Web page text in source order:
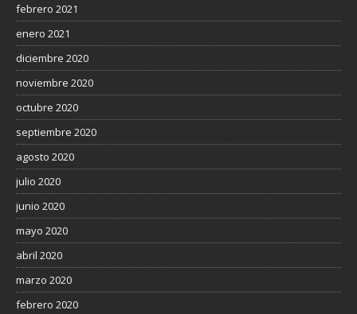
febrero 2021
enero 2021
diciembre 2020
noviembre 2020
octubre 2020
septiembre 2020
agosto 2020
julio 2020
junio 2020
mayo 2020
abril 2020
marzo 2020
febrero 2020